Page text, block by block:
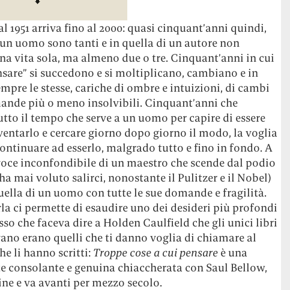
1951 arriva fino al 2000: quasi cinquant’anni quindi,
uomo sono tanti e in quella di un autore non
vita sola, ma almeno due o tre. Cinquant’anni in cui
si succedono e si moltiplicano, cambiano e in
le stesse, cariche di ombre e intuizioni, di cambi
più o meno insolvibili. Cinquant’anni che
il tempo che serve a un uomo per capire di essere
e cercare giorno dopo giorno il modo, la voglia
ad esserlo, malgrado tutto e fino in fondo. A
inconfondibile di un maestro che scende dal podio
mai voluto salirci, nonostante il Pulitzer e il Nobel)
di un uomo con tutte le sue domande e fragilità.
ci permette di esaudire uno dei desideri più profondi
che faceva dire a Holden Caulfield che gli unici libri
erano quelli che ti danno voglia di chiamare al
li hanno scritti: Troppe cose a cui pensareè una
consolante e genuina chiaccherata con Saul Bellow,
e va avanti per mezzo secolo.